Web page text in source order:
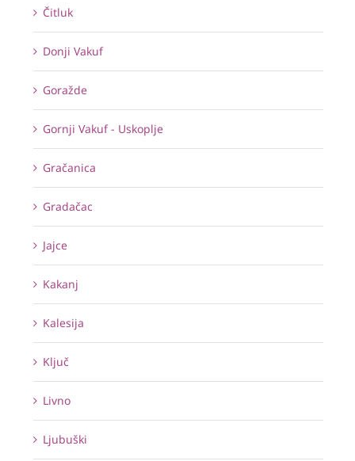
Čitluk
Donji Vakuf
Goražde
Gornji Vakuf - Uskoplje
Gračanica
Gradačac
Jajce
Kakanj
Kalesija
Ključ
Livno
Ljubuški